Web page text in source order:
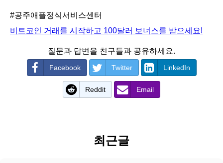
#공주애플정식서비스센터
비트코인 거래를 시작하고 100달러 보너스를 받으세요!
질문과 답변을 친구들과 공유하세요.
Facebook Twitter LinkedIn
Reddit Email
최근글